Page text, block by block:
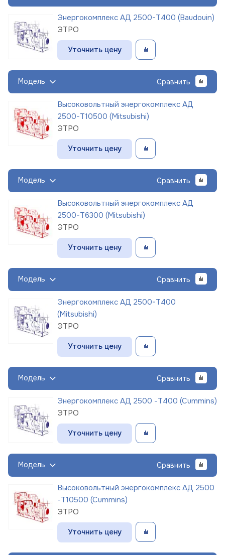
Энергокомплекс АД 2500-Т400 (Baudouin)
ЭТРО
Уточнить цену
Модель Сравнить
Высоковольтный энергокомплекс АД
2500-Т10500 (Mitsubishi)
ЭТРО
Уточнить цену
Модель Сравнить
Высоковольтный энергокомплекс АД
2500-Т6300 (Mitsubishi)
ЭТРО
Уточнить цену
Модель Сравнить
Энергокомплекс АД 2500-Т400
(Mitsubishi)
ЭТРО
Уточнить цену
Модель Сравнить
Энергокомплекс АД 2500 -Т400 (Cummins)
ЭТРО
Уточнить цену
Модель Сравнить
Высоковольтный энергокомплекс АД 2500
-Т10500 (Cummins)
ЭТРО
Уточнить цену